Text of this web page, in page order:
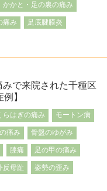
かかと・足の裏の痛み
痛み 足底腱膜炎
みで来院された千種区
】
らはぎの痛み モートン病
痛み 骨盤のゆがみ
膝痛 足の甲の痛み
反母趾 姿勢の歪み